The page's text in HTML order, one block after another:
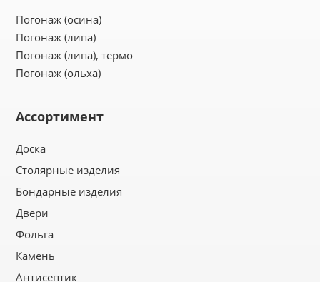
Погонаж (осина)
Погонаж (липа)
Погонаж (липа), термо
Погонаж (ольха)
Ассортимент
Доска
Столярные изделия
Бондарные изделия
Двери
Фольга
Камень
Антисептик